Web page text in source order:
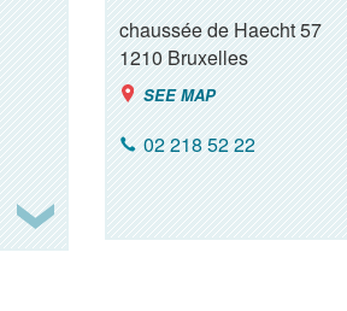
chaussée de Haecht 57
1210Bruxelles
SEE MAP
02 218 52 22